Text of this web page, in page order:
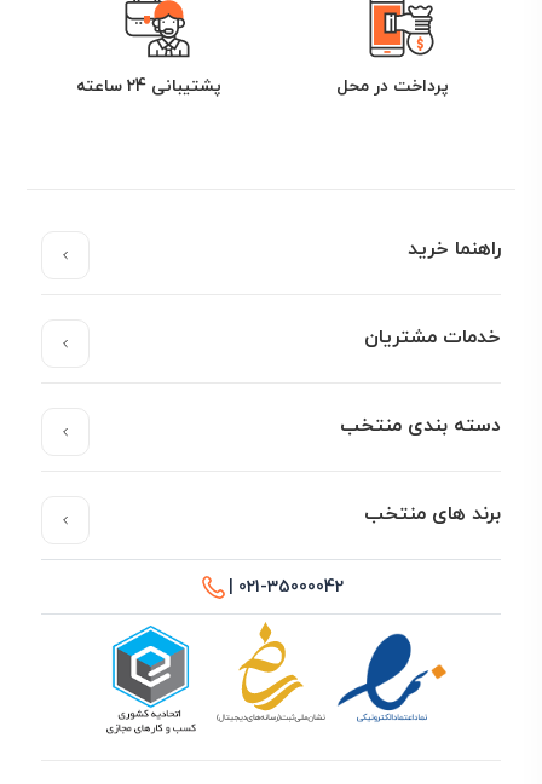
پرداخت در محل پشتیبانی 24 ساعته
راهنما خرید
خدمات مشتریان
دسته بندی منتخب
برند های منتخب
021-35000042 |